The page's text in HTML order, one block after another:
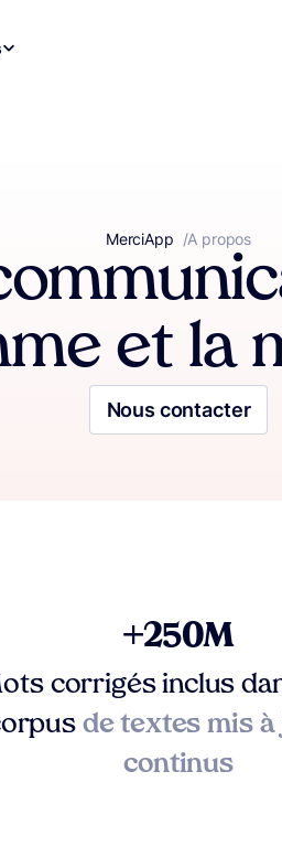
MerciApp correcteur
/A propos
et la
Nous contacter
+250M
corrigés inclus
de textes mis à
continus